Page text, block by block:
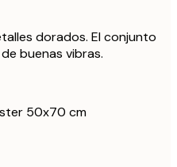
dorados. El conjunto
buenas vibras.
50x70 cm